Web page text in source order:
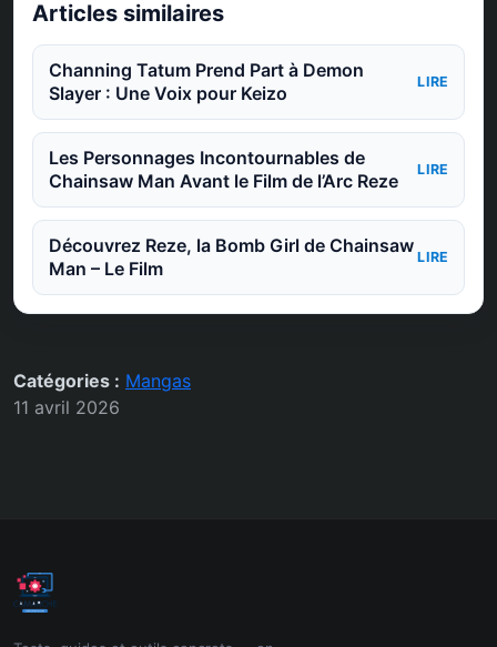
Articles similaires
Channing Tatum Prend Part à Demon
Slayer : Une Voix pour Keizo
LIRE
Les Personnages Incontournables de
Chainsaw Man Avant le Film de l’Arc Reze
LIRE
Découvrez Reze, la Bomb Girl de Chainsaw
Man – Le Film
LIRE
Catégories : Mangas
11 avril 2026